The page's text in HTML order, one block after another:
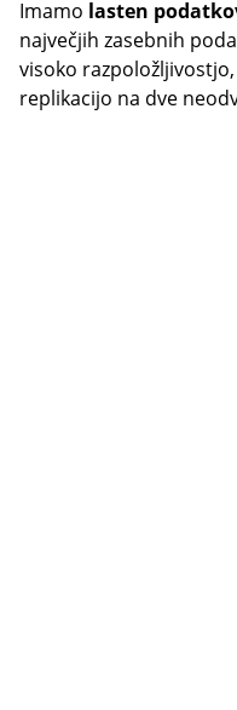
Imamo lasten
največjih zasebnih
visoko
replikacijo na dve